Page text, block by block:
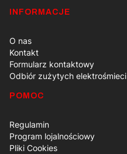
Linki w stopce
INFORMACJE
O nas
Kontakt
Formularz kontaktowy
Odbiór zużytych elektrośmieci
POMOC
Regulamin
Program lojalnościowy
Pliki Cookies